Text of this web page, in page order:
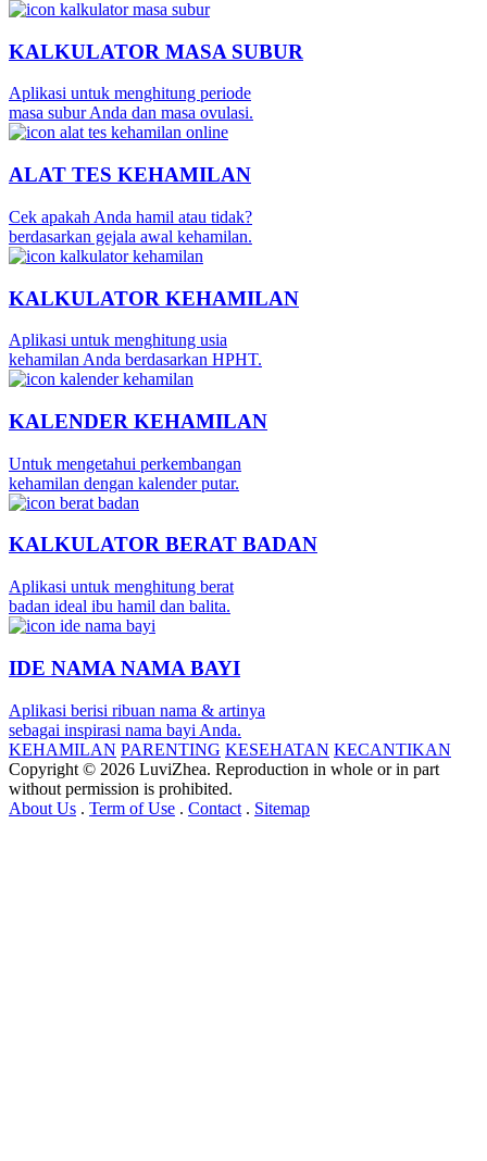
KALKULATOR MASA SUBUR
Aplikasi untuk menghitung periode
masa subur Anda dan masa ovulasi.
ALAT TES KEHAMILAN
Cek apakah Anda hamil atau tidak?
berdasarkan gejala awal kehamilan.
KALKULATOR KEHAMILAN
Aplikasi untuk menghitung usia
kehamilan Anda berdasarkan HPHT.
KALENDER KEHAMILAN
Untuk mengetahui perkembangan
kehamilan dengan kalender putar.
KALKULATOR BERAT BADAN
Aplikasi untuk menghitung berat
badan ideal ibu hamil dan balita.
IDE NAMA NAMA BAYI
Aplikasi berisi ribuan nama & artinya
sebagai inspirasi nama bayi Anda.
KEHAMILAN PARENTING KESEHATAN KECANTIKAN
Copyright © 2026 LuviZhea. Reproduction in whole or in part
without permission is prohibited.
About Us . Term of Use . Contact . Sitemap